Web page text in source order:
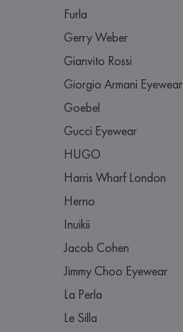
Furla
Gerry Weber
Gianvito Rossi
Giorgio Armani Eyewear
Goebel
Gucci Eyewear
HUGO
Harris Wharf London
Herno
Inuikii
Jacob Cohen
Jimmy Choo Eyewear
La Perla
Le Silla